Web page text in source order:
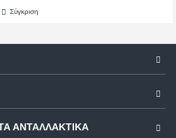
Σύγκριση
ΑΝΤΑΛΛΑΚΤΙΚΑ